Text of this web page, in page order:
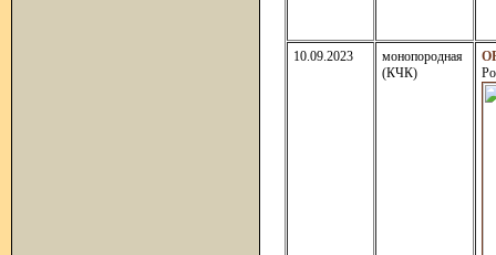
10.09.2023
монопородная
(КЧК)